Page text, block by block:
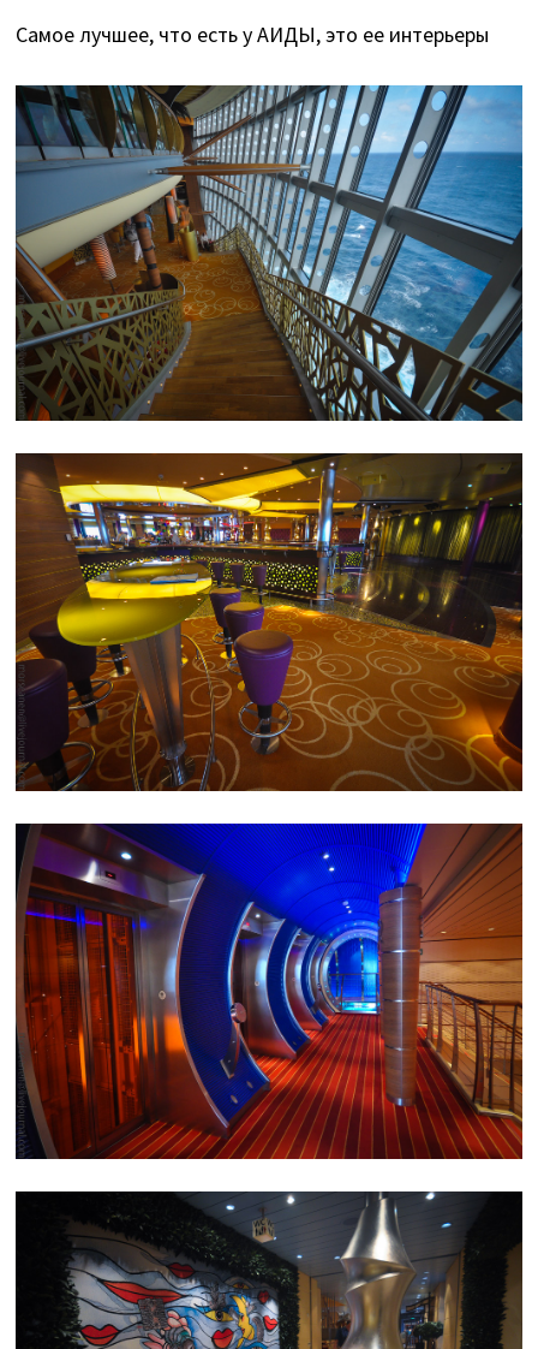
Самое лучшее, что есть у АИДЫ, это ее интерьеры